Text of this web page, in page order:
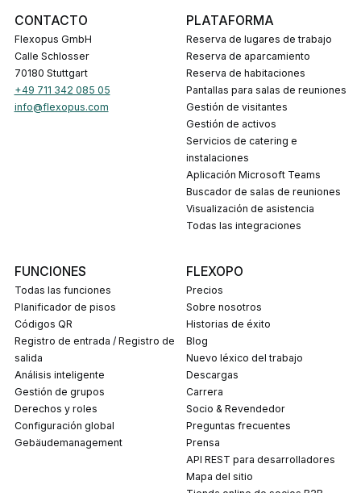
CONTACTO
Flexopus GmbH
Calle Schlosser
70180 Stuttgart
+49 711 342 085 05
info@flexopus.com
PLATAFORMA
Reserva de lugares de trabajo
Reserva de aparcamiento
Reserva de habitaciones
Pantallas para salas de reuniones
Gestión de visitantes
Gestión de activos
Servicios de catering e
instalaciones
Aplicación Microsoft Teams
Buscador de salas de reuniones
Visualización de asistencia
Todas las integraciones
FUNCIONES
Todas las funciones
Planificador de pisos
Códigos QR
Registro de entrada / Registro de
salida
Análisis inteligente
Gestión de grupos
Derechos y roles
Configuración global
Gebäudemanagement
FLEXOPO
Precios
Sobre nosotros
Historias de éxito
Blog
Nuevo léxico del trabajo
Descargas
carrera
Socio & Revendedor
Preguntas frecuentes
prensa
API REST para desarrolladores
Mapa del sitio